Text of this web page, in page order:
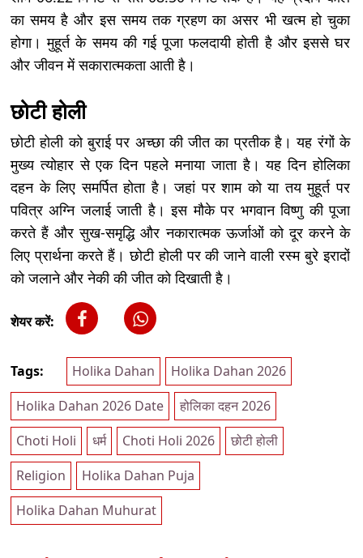
का समय है और इस समय तक ग्रहण का असर भी खत्म हो चुका
होगा। मुहूर्त के समय की गई पूजा फलदायी होती है और इससे घर
और जीवन में सकारात्मकता आती है।
छोटी होली
छोटी होली को बुराई पर अच्छा की जीत का प्रतीक है। यह रंगों के
मुख्य त्योहार से एक दिन पहले मनाया जाता है। यह दिन होलिका
दहन के लिए समर्पित होता है। जहां पर शाम को या तय मुहूर्त पर
पवित्र अग्नि जलाई जाती है। इस मौके पर भगवान विष्णु की पूजा
करते हैं और सुख-समृद्धि और नकारात्मक ऊर्जाओं को दूर करने के
लिए प्रार्थना करते हैं। छोटी होली पर की जाने वाली रस्म बुरे इरादों
को जलाने और नेकी की जीत को दिखाती है।
शेयर करें:
Tags: Holika Dahan
Holika Dahan 2026
Holika Dahan 2026 Date
होलिका दहन 2026
Choti Holi
धर्म Choti Holi 2026
छोटी होली
Religion
Holika Dahan Puja
Holika Dahan Muhurat